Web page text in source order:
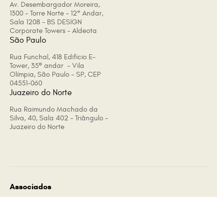
Av. Desembargador Moreira,
1300 - Torre Norte - 12° Andar,
Sala 1208 - BS DESIGN
Corporate Towers - Aldeota
São Paulo
Rua Funchal, 418 Edificio E-
Tower, 35º andar - Vila
Olímpia, São Paulo - SP, CEP
04551-060
Juazeiro do Norte
Rua Raimundo Machado da
Silva, 40, Sala 402 - Triângulo -
Juazeiro do Norte
Associados